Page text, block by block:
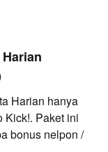
Harian hanya
Kick!. Paket ini
bonus nelpon /